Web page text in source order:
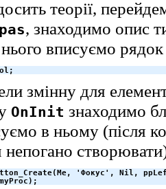
теорії,
, знаходимо опис
вписуємо
змінну для
OnInit знаходимо
в ньому (після
непогано
'Фокус', Nil,